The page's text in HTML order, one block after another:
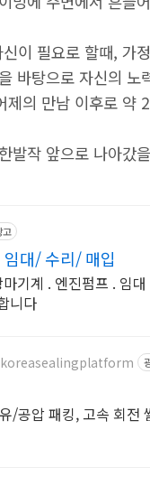
이 필요로 할때, 가
바탕으로 자신의
제의 만남 이후로 약
발작 앞으로 나아갔
고
대/ 수리/ 매입
기계 . 엔진펌프 . 임
니다
/공압 패킹, 고속 회전